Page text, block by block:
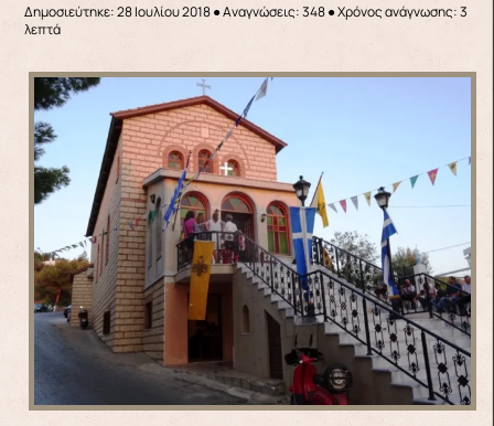
Δημοσιεύτηκε: 28 Ιουλίου 2018●Αναγνώσεις: 348● Χρόνος ανάγνωσης: 3
λεπτά